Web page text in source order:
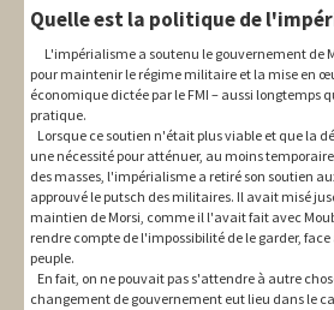
Quelle est la politique de
L'impérialisme a soutenu le gouvernement de
pour maintenir le régime militaire et la mise en
économique dictée par le FMI – aussi longtemps
pratique.
Lorsque ce soutien n'était plus viable et que la
une nécessité pour atténuer, au moins
des masses, l'impérialisme a retiré son soutien
approuvé le putsch des militaires. Il avait misé
maintien de Morsi, comme il l'avait fait avec
rendre compte de l'impossibilité de le garder,
peuple.
En fait, on ne pouvait pas s'attendre à autre
changement de gouvernement eut lieu dans le